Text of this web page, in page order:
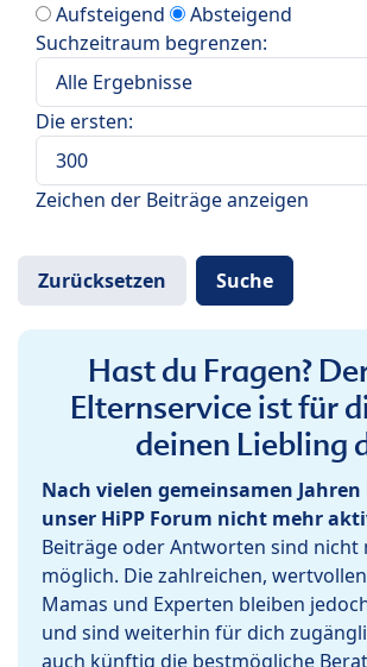
Aufsteigend
Absteigend
Suchzeitraum begrenzen:
Die ersten:
Zeichen der Beiträge anzeigen
Hast du Fragen?
Elternservice ist für
deinen Liebling
Nach vielen gemeinsamen
unser HiPP Forum nicht mehr
Beiträge oder Antworten sind nicht
möglich. Die zahlreichen,
Mamas und Experten bleiben
und sind weiterhin für dich
auch künftig die bestmögliche